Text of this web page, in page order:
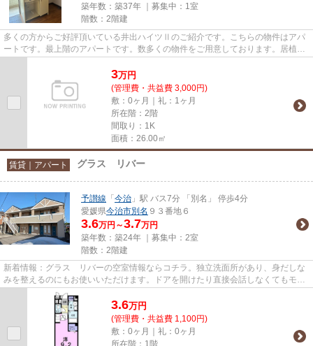
築年数：築37年 ｜募集中： 1室
階数：2階建
多くの方からご好評頂いている井出ハイツⅡのご紹介です。こちらの物件はアパ
ートです。最上階のアパートです。数多くの物件をご用意しております。居植住
3万円
(管理費・共益費 3,000円)
敷：0ヶ月｜礼：1ヶ月
所在階：2階
間取り：1K
面積：26.00㎡
賃貸｜アパート グラス リバー
予讃線 「 今治 」駅 バス7分 「別名」 停歩4分
愛媛県今治市別名 ９３番地６
3.6万円～3.7万円
築年数：築24年 ｜募集中： 2室
階数：2階建
新着情報：グラス リバーの空室情報ならコチラ。独立洗面所があり、身だしな
みを整えるのにもお使いいただけます。ドアを開けたり直接会話しなくてもモニ
ター越しに来訪者を確認でき...
3.6万円
(管理費・共益費 1,100円)
敷：0ヶ月｜礼：0ヶ月
所在階：1階